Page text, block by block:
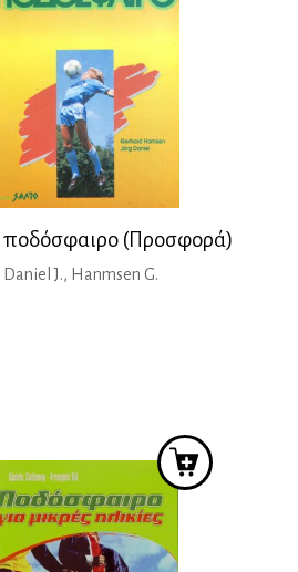
ποδόσφαιρο (Προσφορά)
Daniel J., Hanmsen G.